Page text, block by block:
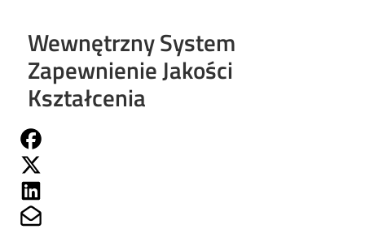
Wewnętrzny System
Zapewnienie Jakości
Kształcenia